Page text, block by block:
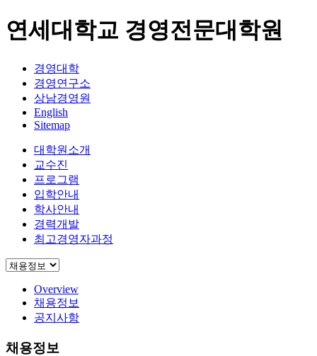
연세대학교 경영전문대학원
경영대학
경영연구소
상남경영원
English
Sitemap
대학원소개
교수진
프로그램
입학안내
학사안내
경력개발
최고경영자과정
Overview
채용정보
공지사항
채용정보